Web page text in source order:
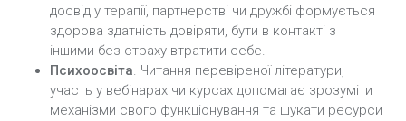
досвід у терапії, партнерстві чи дружбі формується
здорова здатність довіряти, бути в контакті з
іншими без страху втратити себе.
Психоосвіта. Читання перевіреної літератури,
участь у вебінарах чи курсах допомагає зрозуміти
механізми свого функціонування та шукати ресурси